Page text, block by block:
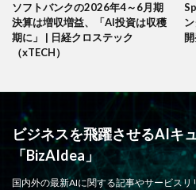
ソフトバンクの2026年4～6月期
決算は増収増益、「AI投資は収穫
期に」 | 日経クロステック
（xTECH）
ビジネスを飛躍させるAIキ
「BizAIdea」
国内外の最新AIに関する記事やサービス